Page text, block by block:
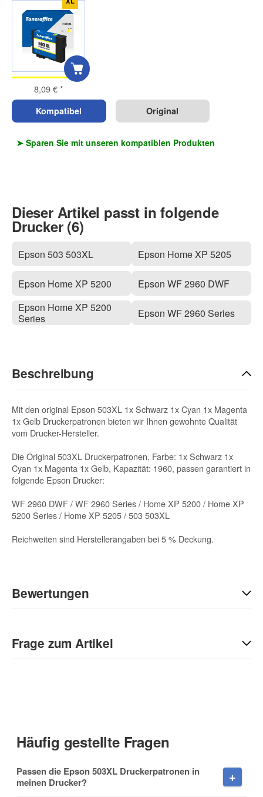
8,09 €*
Kompatibel Original
➤ Sparen Sie mit unseren kompatiblen Produkten
Dieser Artikel passt in folgende
Drucker (6)
Epson 503 503XL
Epson Home XP 5200
Epson Home XP 5200
Series
Epson Home XP 5205
Epson WF 2960 DWF
Epson WF 2960 Series
Beschreibung
Mit den original Epson 503XL 1x Schwarz 1x Cyan 1x Magenta
1x Gelb Druckerpatronen bieten wir Ihnen gewohnte Qualität
vom Drucker-Hersteller.
Die Original 503XL Druckerpatronen, Farbe: 1x Schwarz 1x
Cyan 1x Magenta 1x Gelb, Kapazität: 1960, passen garantiert in
folgende Epson Drucker:
WF 2960 DWF / WF 2960 Series / Home XP 5200 / Home XP
5200 Series / Home XP 5205 / 503 503XL
Reichweiten sind Herstellerangaben bei 5 % Deckung.
Bewertungen
Sie Anderen bei der Kaufentscheidung:
Frage zum Artikel
Häufig gestellte Fragen
Passen die Epson 503XL Druckerpatronen in
meinen Drucker?